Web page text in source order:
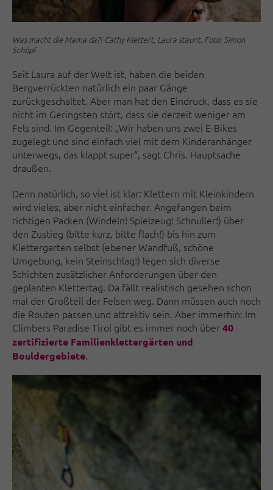
Was macht die Mama da?! Cathy Klettert, Laura staunt. Foto: Simon
Schöpf
Seit Laura auf der Welt ist, haben die beiden
Bergverrückten natürlich ein paar Gänge
zurückgeschaltet. Aber man hat den Eindruck, dass es sie
nicht im Geringsten stört, dass sie derzeit weniger am
Fels sind. Im Gegenteil: „Wir haben uns zwei E-Bikes
zugelegt und sind einfach viel mit dem Kinderanhänger
unterwegs, das klappt super“, sagt Chris. Hauptsache
draußen.
Denn natürlich, so viel ist klar: Klettern mit Kleinkindern
wird vieles, aber nicht einfacher. Angefangen beim
richtigen Packen (Windeln! Spielzeug! Schnuller!) über
den Zustieg (bitte kurz, bitte flach!) bis hin zum
Klettergarten selbst (ebener Wandfuß, schöne
Umgebung, kein Steinschlag!) legen sich diverse
Schichten zusätzlicher Anforderungen über den
geplanten Klettertag. Da fällt realistisch gesehen schon
mal der Großteil der Felsen weg. Dann müssen auch noch
die Routen passen und attraktiv sein. Aber immerhin: Im
Climbers Paradise Tirol gibt es immer noch über40
zertifizierte Familienklettergärten und
Bouldergebiete.